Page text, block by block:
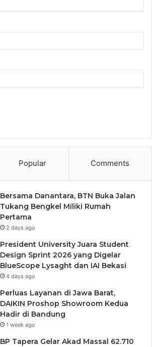
Popular Comments
Bersama Danantara, BTN Buka Jalan
Tukang Bengkel Miliki Rumah
Pertama
2 days ago
President University Juara Student
Design Sprint 2026 yang Digelar
BlueScope Lysaght dan IAI Bekasi
4 days ago
Perluas Layanan di Jawa Barat,
DAIKIN Proshop Showroom Kedua
Hadir di Bandung
1 week ago
BP Tapera Gelar Akad Massal 62.710